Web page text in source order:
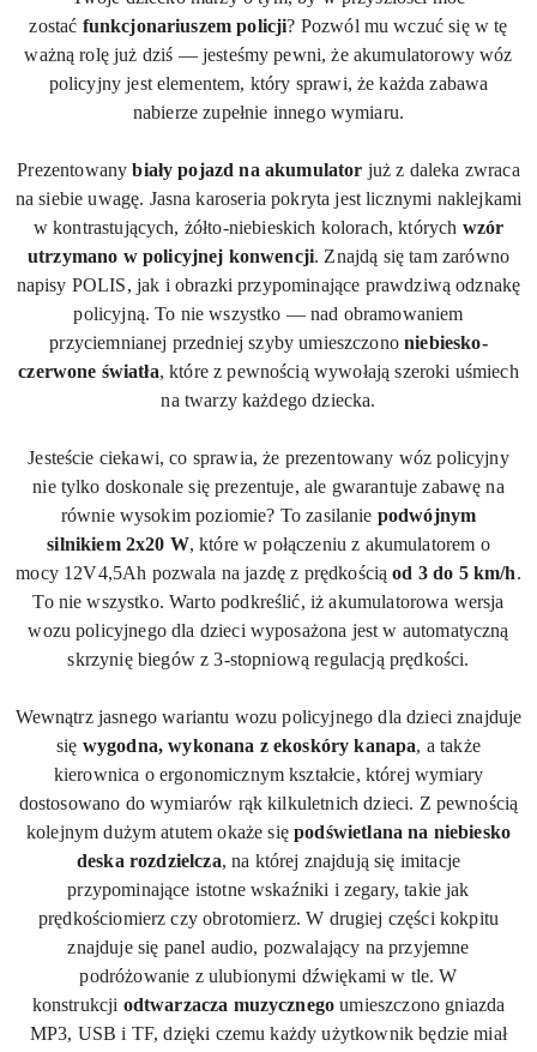
zostać funkcjonariuszem policji? Pozwól mu wczuć się w tę
ważną rolę już dziś — jesteśmy pewni, że akumulatorowy wóz
policyjny jest elementem, który sprawi, że każda zabawa
nabierze zupełnie innego wymiaru.
Prezentowany białypojazd na akumulator już z daleka zwraca
na siebie uwagę. Jasna karoseria pokryta jest licznymi naklejkami
w kontrastujących, żółto-niebieskich kolorach, których wzór
utrzymano w policyjnej konwencji. Znajdą się tam zarówno
napisy POLIS, jak i obrazki przypominające prawdziwą odznakę
policyjną. To nie wszystko — nad obramowaniem
przyciemnianej przedniej szyby umieszczono niebiesko-
czerwone światła, które z pewnością wywołają szeroki uśmiech
na twarzy każdego dziecka.
Jesteście ciekawi, co sprawia, że prezentowany wóz policyjny
nie tylko doskonale się prezentuje, ale gwarantuje zabawę na
równie wysokim poziomie? To zasilanie podwójnym
silnikiem 2x20 W, które w połączeniu z akumulatorem o
mocy 12V4,5Ah pozwala na jazdę z prędkością od 3 do 5 km/h.
To nie wszystko. Warto podkreślić, iż akumulatorowa wersja
wozu policyjnego dla dzieci wyposażona jest w automatyczną
skrzynię biegów z 3-stopniową regulacją prędkości.
Wewnątrz jasnego wariantu wozu policyjnego dla dzieci znajduje
się wygodna, wykonana z ekoskóry kanapa, a także
kierownica o ergonomicznym kształcie, której wymiary
dostosowano do wymiarów rąk kilkuletnich dzieci. Z pewnością
kolejnym dużym atutem okaże się podświetlana na niebiesko
deska rozdzielcza, na której znajdują się imitacje
przypominające istotne wskaźniki i zegary, takie jak
prędkościomierz czy obrotomierz. W drugiej części kokpitu
znajduje się panel audio, pozwalający na przyjemne
podróżowanie z ulubionymi dźwiękami w tle. W
konstrukcji odtwarzacza muzycznego umieszczono gniazda
MP3, USB i TF, dzięki czemu każdy użytkownik będzie miał